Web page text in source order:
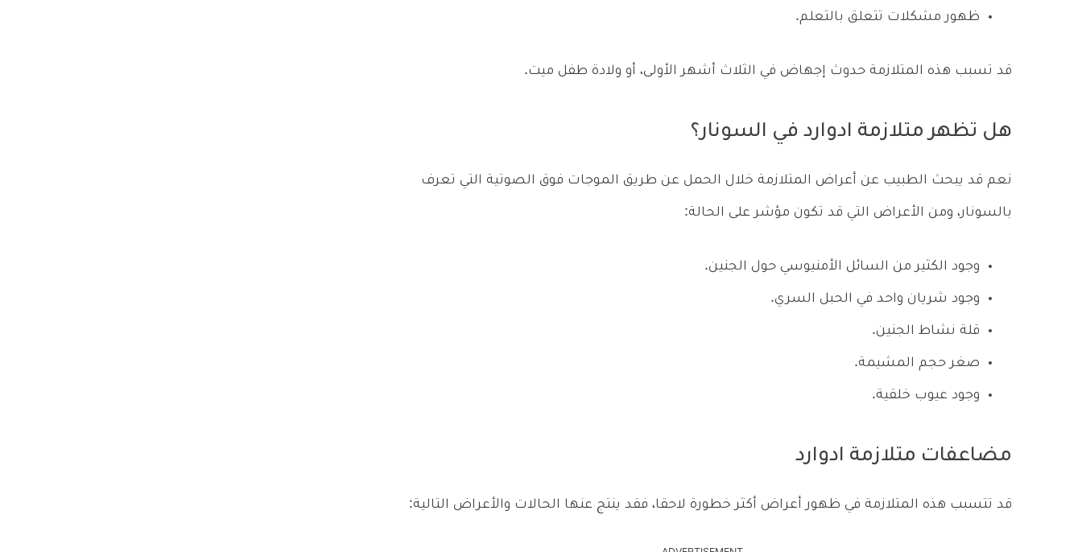
ظهور مشكلات تتعلق بالتعلم.
قد تسبب هذه المتلازمة حدوث إجهاض في الثلاث أشهر الأولى، أو ولادة طفل ميت.
هل تظهر متلازمة ادوارد في السونار؟
نعم قد يبحث الطبيب عن أعراض المتلازمة خلال الحمل عن طريق الموجات فوق الصوتية التي تعرف
بالسونار، ومن الأعراض التي قد تكون مؤشر على الحالة:
وجود الكثير من السائل الأمنيوسي حول الجنين.
وجود شريان واحد في الحبل السري.
قلة نشاط الجنين.
صغر حجم المشيمة.
وجود عيوب خلقية.
مضاعفات متلازمة ادوارد
قد تتسبب هذه المتلازمة في ظهور أعراض أكثر خطورة لاحقا، فقد ينتج عنها الحالات والأعراض التالية: